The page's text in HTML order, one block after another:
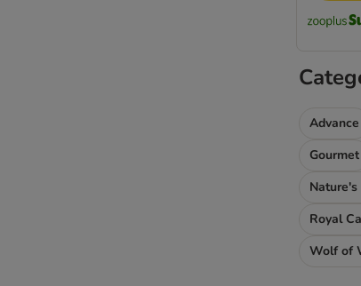
Advance
Gourmet
Royal
Wolf of